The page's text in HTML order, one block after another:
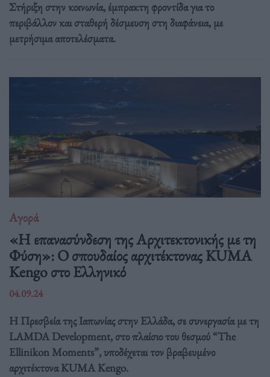
Στήριξη στην κοινωνία, έμπρακτη φροντίδα για το
περιβάλλον και σταθερή δέσμευση στη διαφάνεια, με
μετρήσιμα αποτελέσματα.
Αγορά
«Η επανασύνδεση της Αρχιτεκτονικής με τη
Φύση»: Ο σπουδαίος αρχιτέκτονας KUMA
Kengo στο Ελληνικό
04.09.24
Η Πρεσβεία της Ιαπωνίας στην Ελλάδα, σε συνεργασία με τη
LAMDA Development, στο πλαίσιο του θεσμού “The
Ellinikon Moments”, υποδέχεται τον βραβευμένο
αρχιτέκτονα KUMA Kengo.